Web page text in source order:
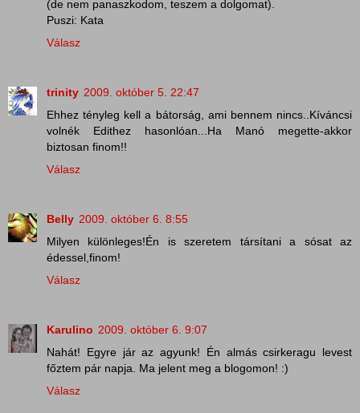
(de nem panaszkodom, teszem a dolgomat).
Puszi: Kata
Válasz
trinity 2009. október 5. 22:47
Ehhez tényleg kell a bátorság, ami bennem nincs..Kíváncsi
volnék Edithez hasonlóan...Ha Manó megette-akkor
biztosan finom!!
Válasz
Belly 2009. október 6. 8:55
Milyen különleges!Én is szeretem társítani a sósat az
édessel,finom!
Válasz
Karulino 2009. október 6. 9:07
Nahát! Egyre jár az agyunk! Én almás csirkeragu levest
főztem pár napja. Ma jelent meg a blogomon! :)
Válasz